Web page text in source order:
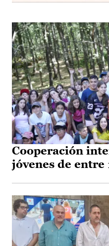
Cooperación
jóvenes de entre